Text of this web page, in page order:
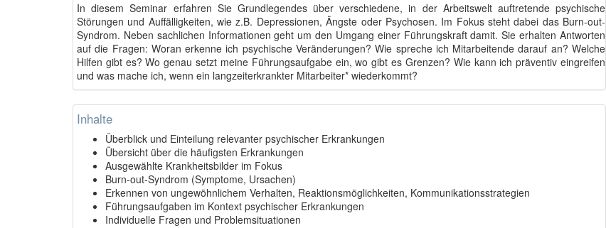
In diesem Seminar erfahren Sie Grundlegendes über verschiedene, in der Arbeitswelt auftretende psychische
Störungen und Auffälligkeiten, wie z.B. Depressionen, Ängste oder Psychosen. Im Fokus steht dabei das Burn-out-
Syndrom. Neben sachlichen Informationen geht um den Umgang einer Führungskraft damit. Sie erhalten Antworten
auf die Fragen: Woran erkenne ich psychische Veränderungen? Wie spreche ich Mitarbeitende darauf an? Welche
Hilfen gibt es? Wo genau setzt meine Führungsaufgabe ein, wo gibt es Grenzen? Wie kann ich präventiv eingreifen
und was mache ich, wenn ein langzeiterkrankter Mitarbeiter* wiederkommt?
Inhalte
Überblick und Einteilung relevanter psychischer Erkrankungen
Übersicht über die häufigsten Erkrankungen
Ausgewählte Krankheitsbilder im Fokus
Burn-out-Syndrom (Symptome, Ursachen)
Erkennen von ungewöhnlichem Verhalten, Reaktionsmöglichkeiten, Kommunikationsstrategien
Führungsaufgaben im Kontext psychischer Erkrankungen
Individuelle Fragen und Problemsituationen